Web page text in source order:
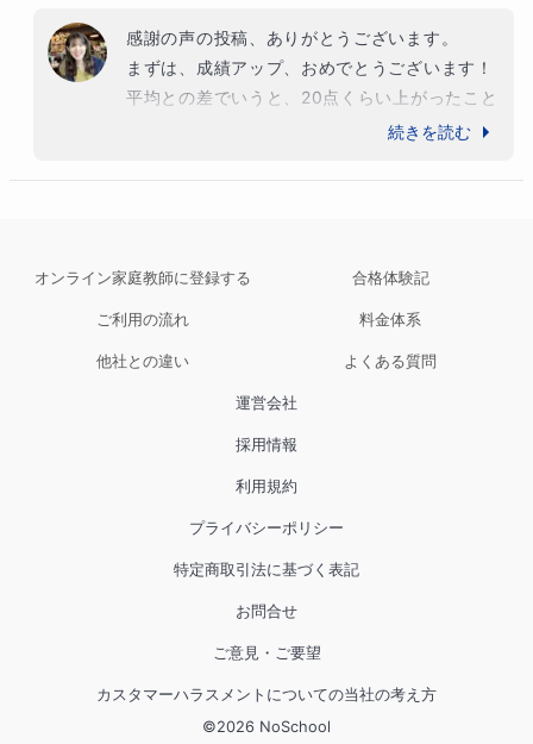
感謝の声の投稿、ありがとうございます。
まずは、成績アップ、おめでとうございます！
平均との差でいうと、20点くらい上がったこと
り聞いていく質問力が成績がのびる要因のひと
と思います。
ていただき、ありがたいです。
ご報告方法についてもご安心いただけているよ
夏で、しっかり基礎の反復をし、盤石な土台を
作りましょう！
続きを読む
オンライン家庭教師に登録する 合格体験記
ご利用の流れ 料金体系
他社との違い よくある質問
運営会社
採用情報
利用規約
プライバシーポリシー
特定商取引法に基づく表記
お問合せ
ご意見・ご要望
カスタマーハラスメントについての当社の考え方
©2026 NoSchool